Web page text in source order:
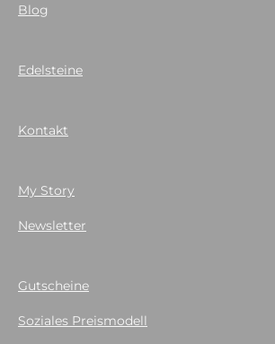
Blog
Edelsteine
Kontakt
My Story
Newsletter
Gutscheine
Soziales Preismodell